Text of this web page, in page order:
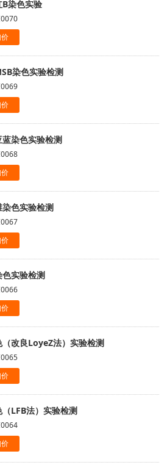
染色实验
染色实验检测
染色实验检测
染色实验检测
色实验检测
（改良LoyeZ法）实验检测
LFB法）实验检测